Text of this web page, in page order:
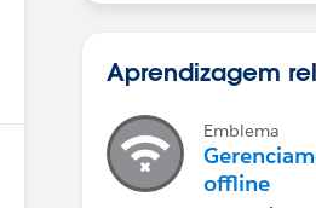
Aprendizagem
Emblema
offline